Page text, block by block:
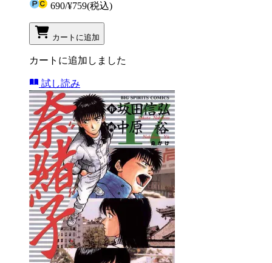
690/¥759(税込)
カートに追加
カートに追加しました
試し読み